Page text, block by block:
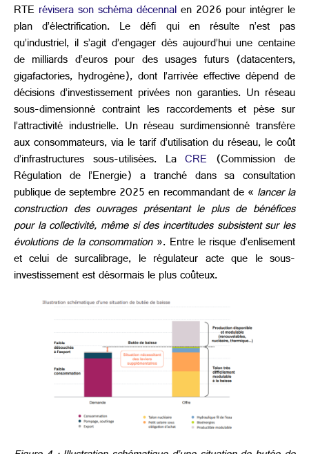
RTE révisera son schéma décennalen 2026 pour intégrer le
plan d’électrification. Le défi qui en résulte n’est pas
qu’industriel, il s’agit d’engager dès aujourd’hui une centaine
de milliards d’euros pour des usages futurs (datacenters,
gigafactories, hydrogène), dont l’arrivée effective dépend de
décisions d’investissement privées non garanties. Un réseau
sous-dimensionné contraint les raccordements et pèse sur
l’attractivité industrielle. Un réseau surdimensionné transfère
aux consommateurs, via le tarif d’utilisation du réseau, le coût
d’infrastructures sous-utilisées. LaCRE (Commission de
Régulation de l’Energie) a tranché dans sa consultation
publique de septembre 2025 en recommandant de « lancer la
construction des ouvrages présentant le plus de bénéfices
pour la collectivité, même si des incertitudes subsistent sur les
évolutions de la consommation». Entre le risque d’enlisement
et celui de surcalibrage, le régulateur acte que le sous-
investissement est désormais le plus coûteux.